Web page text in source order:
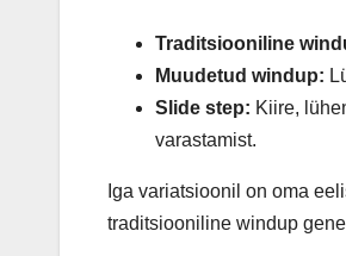
Traditsiooniline
Muudetud windup:
Slide step: Kiire,
varastamist.
Iga variatsioonil on oma
traditsiooniline windup